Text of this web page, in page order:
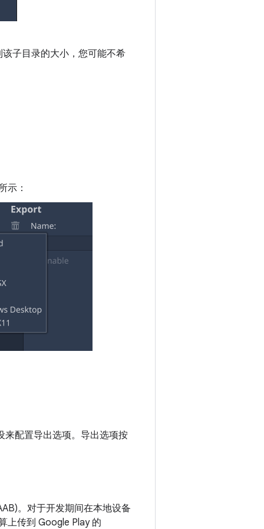
子目录的大小，您可能不希
示：
配置导出选项。导出选项按
。对于开发期间在本地设备
上传到 Google Play 的